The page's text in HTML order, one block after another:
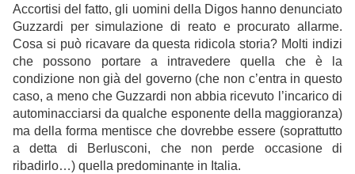
Accortisi del fatto, gli uomini della Digos hanno denunciato
Guzzardi per simulazione di reato e procurato allarme.
Cosa si può ricavare da questa ridicola storia? Molti indizi
che possono portare a intravedere quella che è la
condizione non già del governo (che non c’entra in questo
caso, a meno che Guzzardi non abbia ricevuto l’incarico di
autominacciarsi da qualche esponente della maggioranza)
ma della forma mentisce che dovrebbe essere (soprattutto
a detta di Berlusconi, che non perde occasione di
ribadirlo…) quella predominante in Italia.